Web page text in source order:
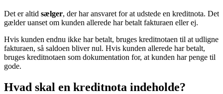
Det er altid sælger, der har ansvaret for at udstede en kreditnota. Det
gælder uanset om kunden allerede har betalt fakturaen eller ej.
Hvis kunden endnu ikke har betalt, bruges kreditnotaen til at udligne
fakturaen, så saldoen bliver nul. Hvis kunden allerede har betalt,
bruges kreditnotaen som dokumentation for, at kunden har penge til
gode.
Hvad skal en kreditnota indeholde?